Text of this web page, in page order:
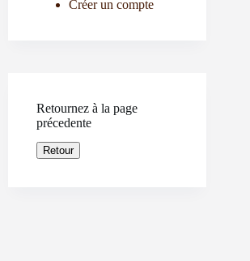
Créer un compte
Retournez à la page
précedente